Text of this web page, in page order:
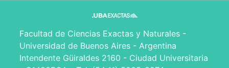
Facultad de Ciencias Exactas y Naturales -
Universidad de Buenos Aires - Argentina
Intendente Güiraldes 2160 - Ciudad Universitaria